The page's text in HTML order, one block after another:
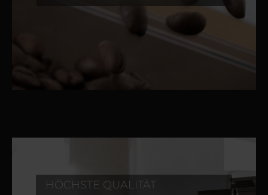
HÖCHSTE QUALITÄT